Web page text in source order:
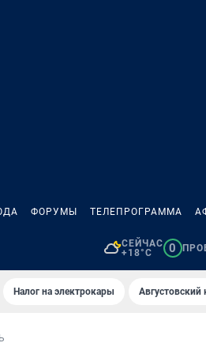
ФОРУМЫ ТЕЛЕПРОГРАММА
СЕЙЧАС
+18°C
0
Налог на электрокары Августовский